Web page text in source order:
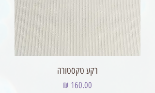
רקע טקסטורה
מחיר